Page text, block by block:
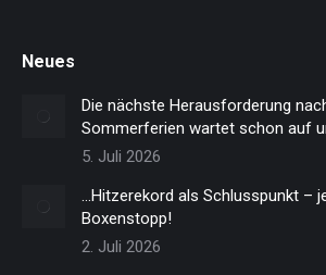
Neues
Die nächste Herausforderung
Sommerferien wartet schon auf
5. Juli 2026
…Hitzerekord als Schlusspunkt –
Boxenstopp!
2. Juli 2026